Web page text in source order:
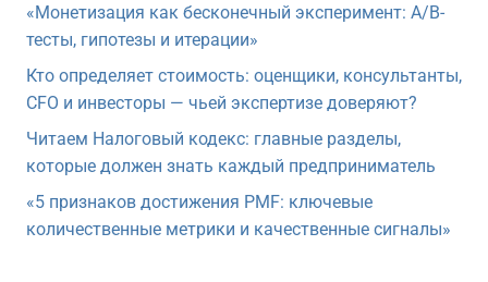
«Монетизация как бесконечный эксперимент: A/B-
тесты, гипотезы и итерации»
Кто определяет стоимость: оценщики, консультанты,
CFO и инвесторы — чьей экспертизе доверяют?
Читаем Налоговый кодекс: главные разделы,
которые должен знать каждый предприниматель
«5 признаков достижения PMF: ключевые
количественные метрики и качественные сигналы»